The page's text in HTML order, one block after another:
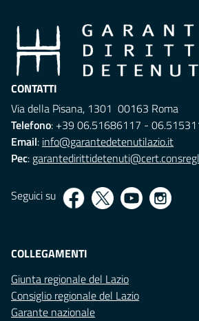
CONTATTI
Via della Pisana, 1301 00163 Roma
Telefono: +39 06.51686117 -
Email: info@garantedetenutilazio.it
Pec:
Seguici su
COLLEGAMENTI
Giunta regionale del Lazio
Consiglio regionale del Lazio
Garante nazionale